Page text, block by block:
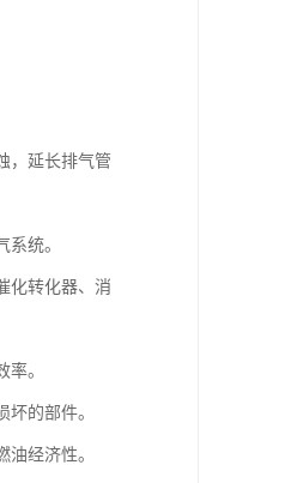
，延长排气管
统。
化转化器、消
。
的部件。
经济性。